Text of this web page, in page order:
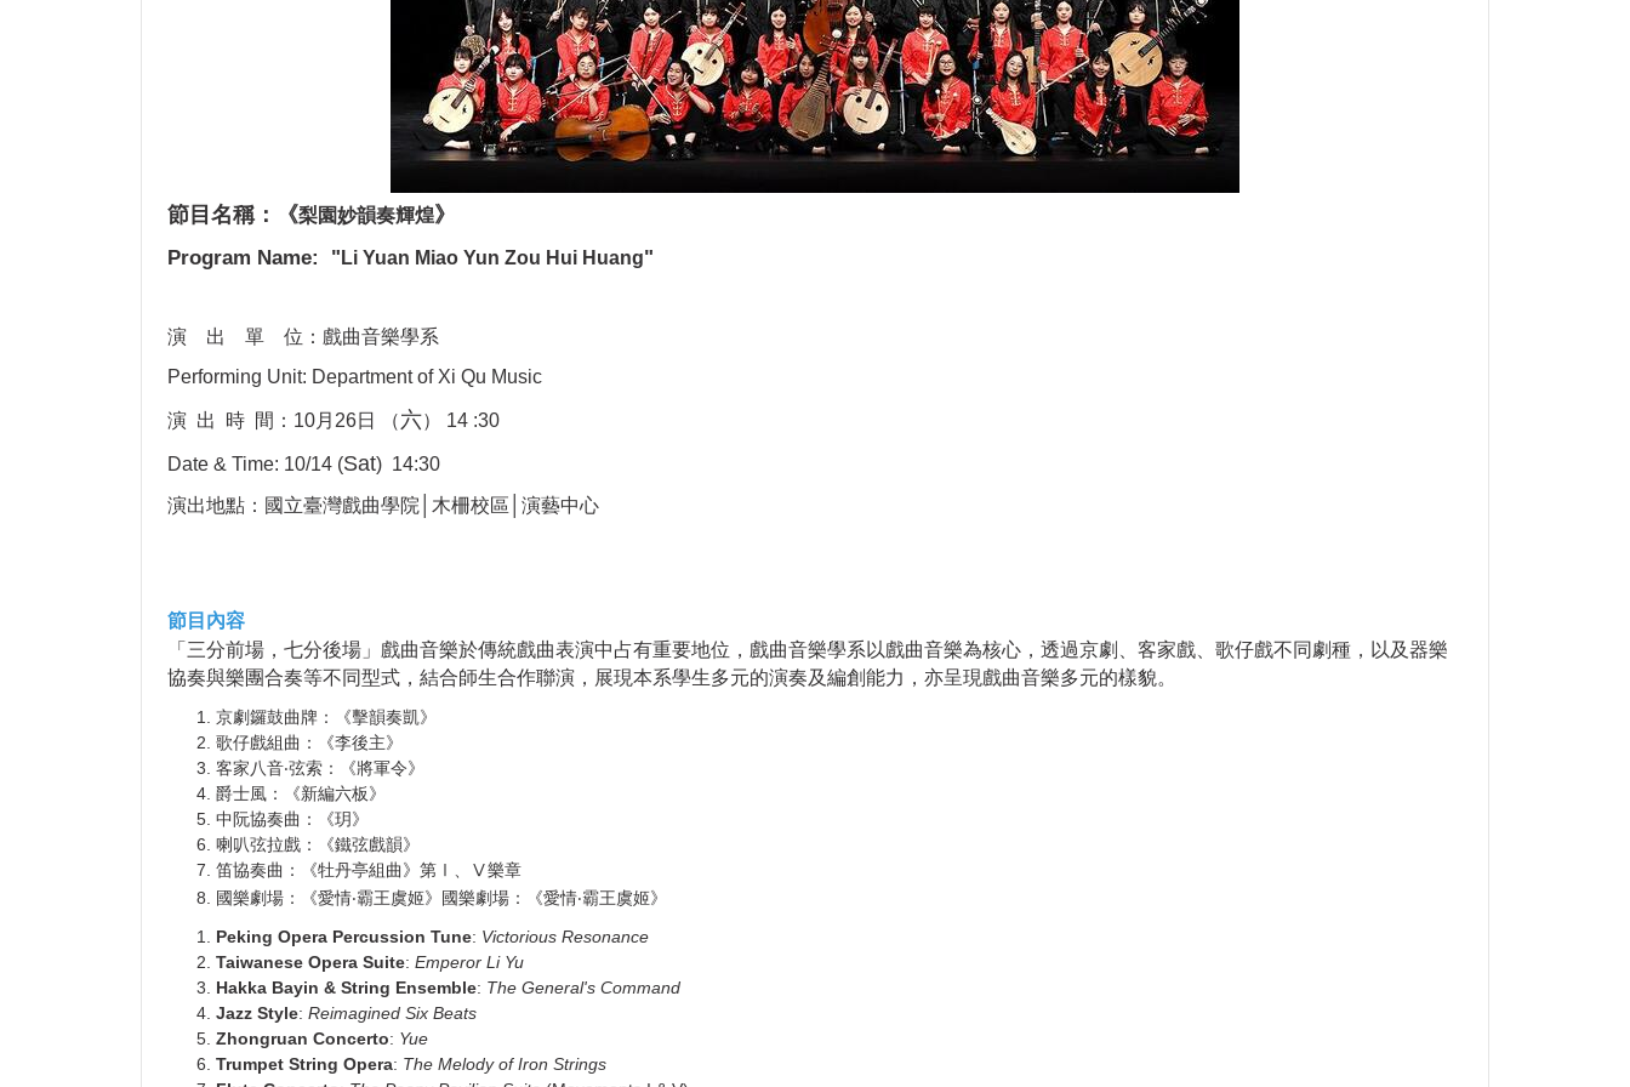
節目名稱： 《梨園妙韻奏輝煌》
Program Name: " Li Yuan Miao Yun Zou Hui Huang"
演 出 單 位：戲曲音樂學系
Performing Unit: Department of Xi Qu Music
演 出 時 間：10月26日 （六） 14 :30
Date & Time: 10/14 (Sat) 14:30
演出地點：國立臺灣戲曲學院│木柵校區│演藝中心
節目內容
「三分前場，七分後場」戲曲音樂於傳統戲曲表演中占有重要地位，戲曲音樂學系以戲曲音樂為核心，透過京劇、客家戲、歌仔戲不同劇種，以及器樂
協奏與樂團合奏等不同型式，結合師生合作聯演，展現本系學生多元的演奏及編創能力，亦呈現戲曲音樂多元的樣貌。
京劇鑼鼓曲牌：《擊韻奏凱》
歌仔戲組曲：《李後主》
客家八音‧弦索：《將軍令》
爵士風：《新編六板》
中阮協奏曲：《玥》
喇叭弦拉戲：《鐵弦戲韻》
笛協奏曲：《牡丹亭組曲》第Ⅰ、Ⅴ樂章
國樂劇場：《愛情‧霸王虞姬》國樂劇場：《愛情‧霸王虞姬》
Peking Opera Percussion Tune: Victorious Resonance
Taiwanese Opera Suite: Emperor Li Yu
Hakka Bayin & String Ensemble: The General's Command
Jazz Style: Reimagined Six Beats
Zhongruan Concerto: Yue
Trumpet String Opera: The Melody of Iron Strings